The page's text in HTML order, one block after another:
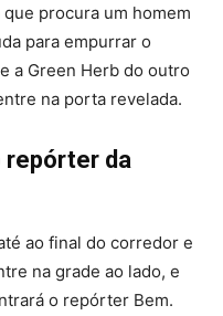
procura um homem
para empurrar o
a Green Herb do outro
na porta revelada.
repórter da
ao final do corredor e
na grade ao lado, e
o repórter Bem.